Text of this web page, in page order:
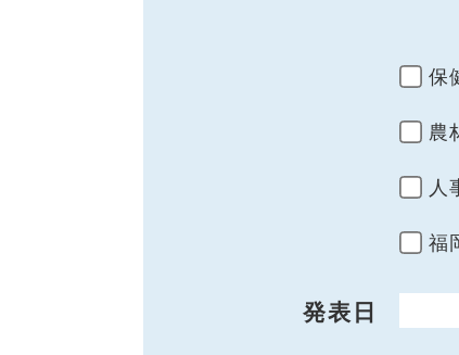
保
農
人
福
発表日
開始